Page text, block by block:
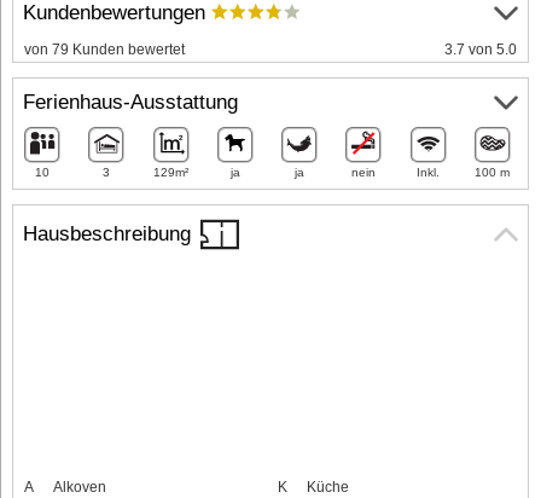
Hausbeschreibung
A
Alkoven
K
Küche
Kundenbewertungen
von 79 Kunden bewertet 3.7 von 5.0
Ferienhaus-Ausstattung
10 3 129m² ja ja nein Inkl. 100 m